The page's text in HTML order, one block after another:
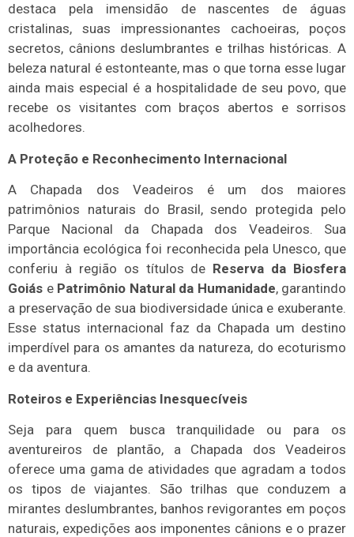
destaca pela imensidão de nascentes de águas
cristalinas, suas impressionantes cachoeiras, poços
secretos, cânions deslumbrantes e trilhas históricas. A
beleza natural é estonteante, mas o que torna esse lugar
ainda mais especial é a hospitalidade de seu povo, que
recebe os visitantes com braços abertos e sorrisos
acolhedores.
A Proteção e Reconhecimento Internacional
A Chapada dos Veadeiros é um dos maiores
patrimônios naturais do Brasil, sendo protegida pelo
Parque Nacional da Chapada dos Veadeiros. Sua
importância ecológica foi reconhecida pela Unesco, que
conferiu à região os títulos de Reserva da Biosfera
Goiás e Patrimônio Natural da Humanidade, garantindo
a preservação de sua biodiversidade única e exuberante.
Esse status internacional faz da Chapada um destino
imperdível para os amantes da natureza, do ecoturismo
e da aventura.
Roteiros e Experiências Inesquecíveis
Seja para quem busca tranquilidade ou para os
aventureiros de plantão, a Chapada dos Veadeiros
oferece uma gama de atividades que agradam a todos
os tipos de viajantes. São trilhas que conduzem a
mirantes deslumbrantes, banhos revigorantes em poços
naturais, expedições aos imponentes cânions e o prazer